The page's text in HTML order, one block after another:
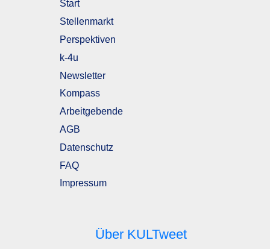
Start
Stellenmarkt
Perspektiven
k-4u
Newsletter
Kompass
Arbeitgebende
AGB
Datenschutz
FAQ
Impressum
Über KULTweet